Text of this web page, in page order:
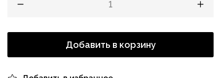
Добавить в корзину